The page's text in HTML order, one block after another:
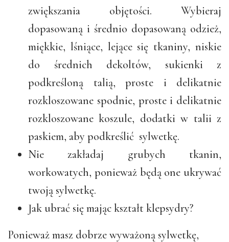
zwiększania objętości. Wybieraj
dopasowaną i średnio dopasowaną odzież,
miękkie, lśniące, lejące się tkaniny, niskie
do średnich dekoltów, sukienki z
podkreśloną talią, proste i delikatnie
rozkloszowane spodnie, proste i delikatnie
rozkloszowane koszule, dodatki w talii z
paskiem, aby podkreślić sylwetkę.
Nie zakładaj grubych tkanin,
workowatych, ponieważ będą one ukrywać
twoją sylwetkę.
Jak ubrać się mając kształt klepsydry?
Ponieważ masz dobrze wyważoną sylwetkę,